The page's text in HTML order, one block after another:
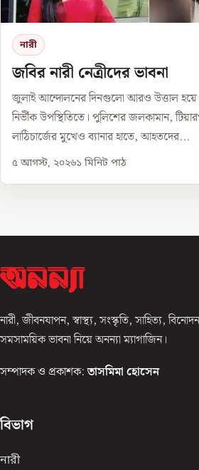
নারী
জবির নারী নেত্রীদের ভাবনা
জুলাই আন্দোলনের দিনগুলো আরও উত্তাল হয়ে
নির্ভীক উপস্থিতিতে। পুলিশের জলকামান,
লাঠিচার্জের মুখেও ব্যানার হাতে, আহতদের...
৫ আগস্ট, ২০২৬১ মিনিট পাঠ
নারী, জীবনযাপন, স্বাস্থ্য, সংস্কৃতি, সাহিত্য,
সমসাময়িক ভাবনা নিয়ে অনন্যা ম্যাগাজিন।
সম্পাদক ও প্রকাশক: তাসমিমা হোসেন
বিভাগ
নারী